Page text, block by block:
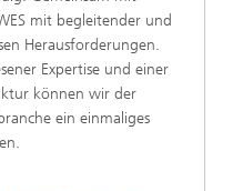
mit begleitender und
Herausforderungen.
Expertise und einer
können wir der
ein einmaliges